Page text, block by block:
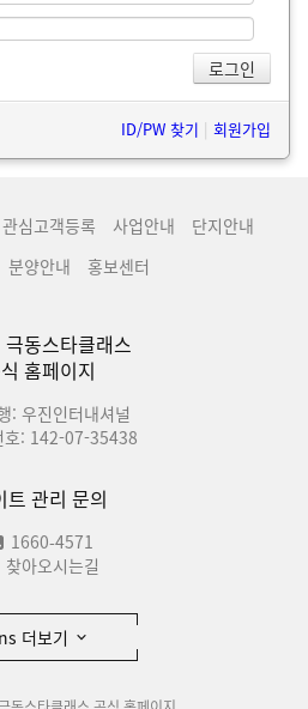
ID/PW 찾기 | 회원가입
관심고객등록 사업안내
단지안내
분양안내 홍보센터
극동스타클래스
홈페이지
: 우진인터내셔널
호: 142-07-35438
트 관리 문의
1660-4571
찾아오시는길
더보기